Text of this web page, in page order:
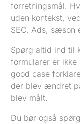
forretningsmål.
uden kontekst,
SEO, Ads, sæson
Spørg altid ind til
formularer er ikke
good case
der blev ændret
blev målt.
Du bør også